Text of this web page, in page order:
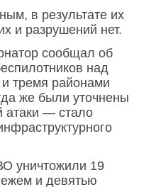
в результате их
и разрушений нет.
сообщал об
над
тремя районами
же были уточнены
атаки — стало
уничтожили 19
и девятью